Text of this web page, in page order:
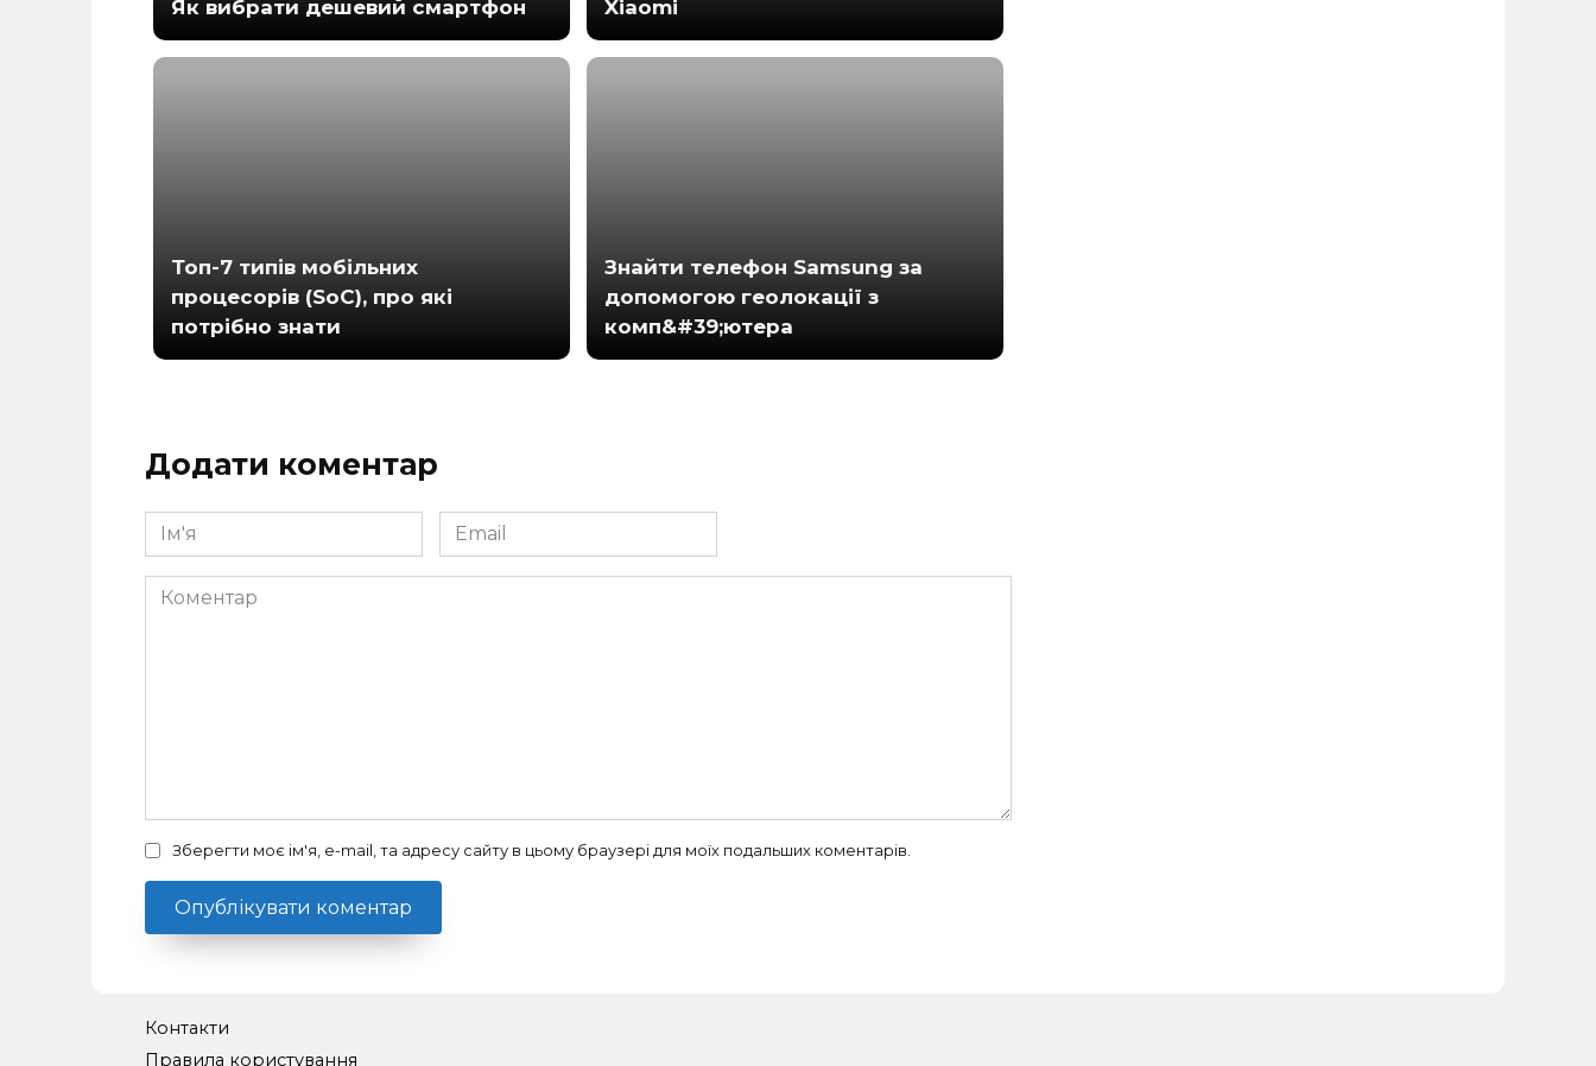
Як вибрати дешевий смартфон
Xiaomi
Топ-7 типів мобільних
процесорів (SoC), про які
потрібно знати
Знайти телефон Samsung за
допомогою геолокації з
комп&#39;ютера
Додати коментар
Ім'я
*
Email
*
Коментар
Зберегти моє ім'я, e-mail, та адресу сайту в цьому браузері для моїх подальших коментарів.
Контакти
Правила користування